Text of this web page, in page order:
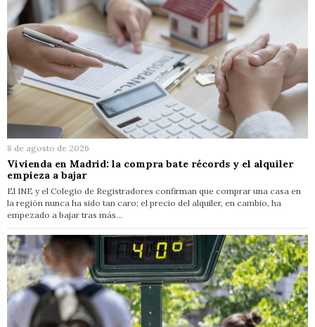
8 de agosto de 2026
Vivienda en Madrid: la compra bate récords y el alquiler
empieza a bajar
El INE y el Colegio de Registradores confirman que comprar una casa en
la región nunca ha sido tan caro; el precio del alquiler, en cambio, ha
empezado a bajar tras más…